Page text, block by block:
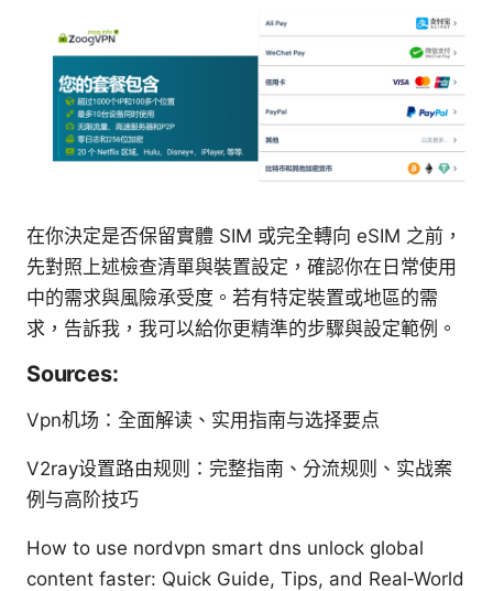
在你決定是否保留實體 SIM 或完全轉向 eSIM 之前，
先對照上述檢查清單與裝置設定，確認你在日常使用
中的需求與風險承受度。若有特定裝置或地區的需
求，告訴我，我可以給你更精準的步驟與設定範例。
Sources:
Vpn机场：全面解读、实用指南与选择要点
V2ray设置路由规则：完整指南、分流规则、实战案
例与高阶技巧
How to use nordvpn smart dns unlock global
content faster: Quick Guide, Tips, and Real‑World